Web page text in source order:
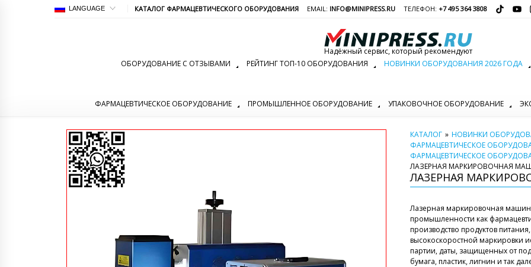
LANGUAGE КАТАЛОГ ФАРМАЦЕВТИЧЕСКОГО ОБОРУДОВАНИЯ EMAIL: INFO@MINIPRESS.RU ТЕЛЕФОН: +7 495 364 3808
Надёжный сервис, который рекомендуют
ОБОРУДОВАНИЕ С ОТЗЫВАМИ
РЕЙТИНГ ТОП-10 ОБОРУДОВАНИЯ НОВИНКИ ОБОРУДОВАНИЯ 2026 ГОДА
ФАРМАЦЕВТИЧЕСКОЕ ОБОРУДОВАНИЕ ПРОМЫШЛЕННОЕ ОБОРУДОВАНИЕ УПАКОВОЧНОЕ ОБОРУДОВАНИЕ
КАТАЛОГ » НОВИНКИ
ФАРМАЦЕВТИЧЕСКОЕ
ФАРМАЦЕВТИЧЕСКОЕ
ЛАЗЕРНАЯ МАРКИРОВОЧНАЯ
ЛАЗЕРНАЯ
Лазерная маркировочная
промышленности как
производство продуктов
высокоскоростной маркировки
партии, даты, защищенных от
бумага, пластик, лигнин и так